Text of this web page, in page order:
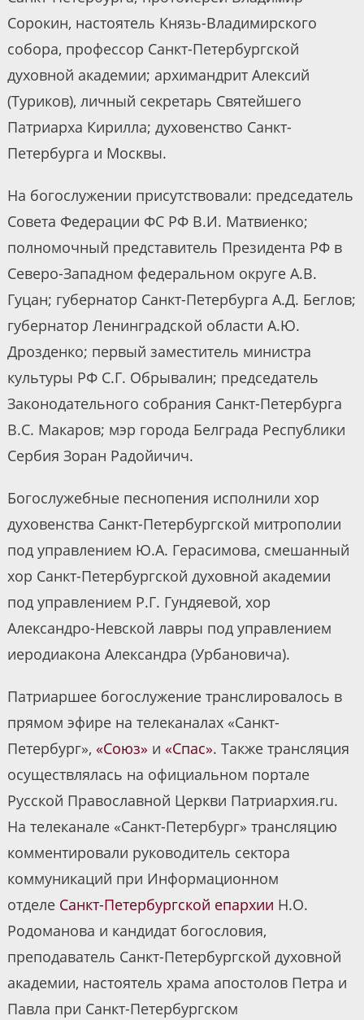
Сорокин, настоятель Князь-Владимирского
собора, профессор Санкт-Петербургской
духовной академии; архимандрит Алексий
(Туриков), личный секретарь Святейшего
Патриарха Кирилла; духовенство Санкт-
Петербурга и Москвы.
На богослужении присутствовали: председатель
Совета Федерации ФС РФ В.И. Матвиенко;
полномочный представитель Президента РФ в
Северо-Западном федеральном округе А.В.
Гуцан; губернатор Санкт-Петербурга А.Д. Беглов;
губернатор Ленинградской области А.Ю.
Дрозденко; первый заместитель министра
культуры РФ С.Г. Обрывалин; председатель
Законодательного собрания Санкт-Петербурга
В.С. Макаров; мэр города Белграда Республики
Сербия Зоран Радойичич.
Богослужебные песнопения исполнили хор
духовенства Санкт-Петербургской митрополии
под управлением Ю.А. Герасимова, смешанный
хор Санкт-Петербургской духовной академии
под управлением Р.Г. Гундяевой, хор
Александро-Невской лавры под управлением
иеродиакона Александра (Урбановича).
Патриаршее богослужение транслировалось в
прямом эфире на телеканалах «Санкт-
Петербург», «Союз»и «Спас». Также трансляция
осуществлялась на официальном портале
Русской Православной Церкви Патриархия.ru.
На телеканале «Санкт-Петербург» трансляцию
комментировали руководитель сектора
коммуникаций при Информационном
отделе Санкт-Петербургской епархии Н.О.
Родоманова и кандидат богословия,
преподаватель Санкт-Петербургской духовной
академии, настоятель храма апостолов Петра и
Павла при Санкт-Петербургском